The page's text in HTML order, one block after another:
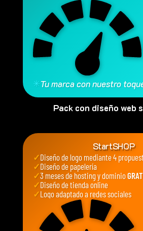
✳Tu marca con nuestro
Pack con diseño web
StartSHOP
✓Diseño de logo mediante 4
✓Diseño de papelería
✓3 meses de hosting y dominio
✓Diseño de tienda online
✓Logo adaptado a redes sociales